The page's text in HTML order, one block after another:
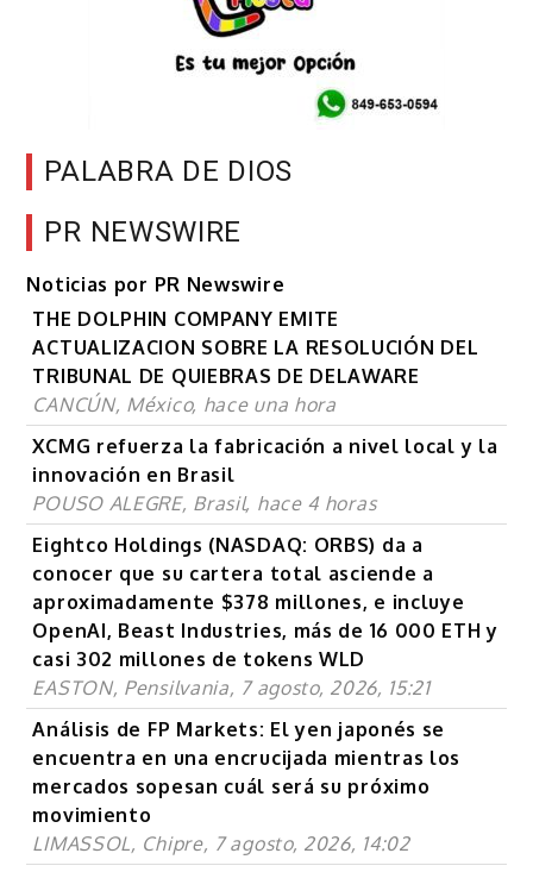
PALABRA DE DIOS
PR NEWSWIRE
Noticias por PR Newswire
THE DOLPHIN COMPANY EMITE
ACTUALIZACION SOBRE LA RESOLUCIÓN DEL
TRIBUNAL DE QUIEBRAS DE DELAWARE
CANCÚN, México, hace una hora
XCMG refuerza la fabricación a nivel local y la
innovación en Brasil
POUSO ALEGRE, Brasil, hace 4 horas
Eightco Holdings (NASDAQ: ORBS) da a
conocer que su cartera total asciende a
aproximadamente $378 millones, e incluye
OpenAI, Beast Industries, más de 16 000 ETH y
casi 302 millones de tokens WLD
EASTON, Pensilvania, 7 agosto, 2026, 15:21
Análisis de FP Markets: El yen japonés se
encuentra en una encrucijada mientras los
mercados sopesan cuál será su próximo
movimiento
LIMASSOL, Chipre, 7 agosto, 2026, 14:02